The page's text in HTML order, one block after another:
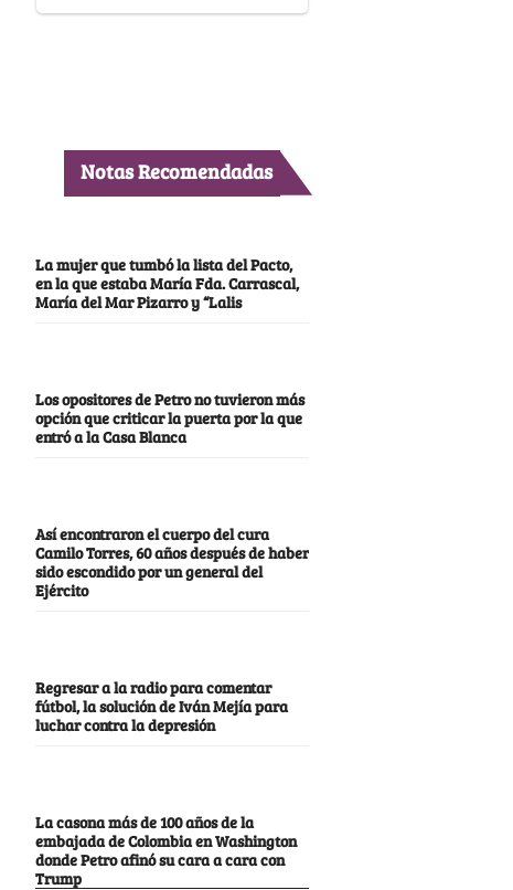
Notas Recomendadas
La mujer que tumbó la lista del Pacto,
en la que estaba María Fda. Carrascal,
María del Mar Pizarro y “Lalis
Los opositores de Petro no tuvieron más
opción que criticar la puerta por la que
entró a la Casa Blanca
Así encontraron el cuerpo del cura
Camilo Torres, 60 años después de haber
sido escondido por un general del
Ejército
Regresar a la radio para comentar
fútbol, la solución de Iván Mejía para
luchar contra la depresión
La casona más de 100 años de la
embajada de Colombia en Washington
donde Petro afinó su cara a cara con
Trump